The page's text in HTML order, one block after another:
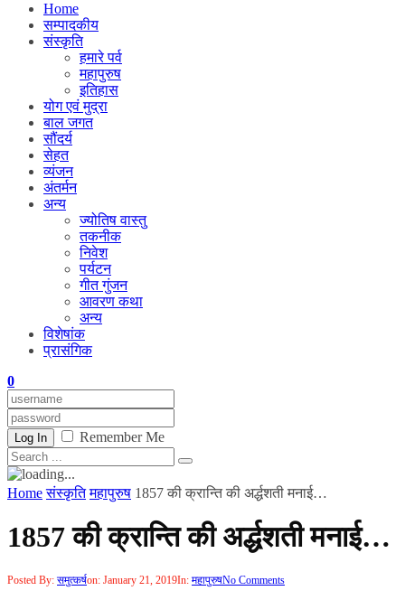
Home
सम्पादकीय
संस्कृति
हमारे पर्व
महापुरुष
इतिहास
योग एवं मुद्रा
बाल जगत
सौंदर्य
सेहत
व्यंजन
अंतर्मन
अन्य
ज्योतिष वास्तु
तकनीक
निवेश
पर्यटन
गीत गुंजन
आवरण कथा
अन्य
विशेषांक
प्रासंगिक
0
Log In Remember Me
Home संस्कृति महापुरुष 1857 की क्रान्ति की अर्द्धशती मनाई…
1857 की क्रान्ति की अर्द्धशती मनाई…
Posted By: समुत्कर्षon: January 21, 2019In: महापुरुषNo Comments